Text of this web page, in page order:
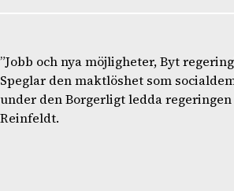
”Jobb och nya möjligheter, Byt
Speglar den maktlöshet som
under den Borgerligt ledda
Reinfeldt.